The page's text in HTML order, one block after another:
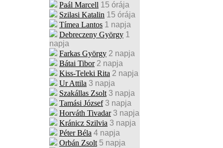
Paál Marcell 15 órája
Szilasi Katalin 15 órája
Tímea Lantos 1 napja
Debreczeny György 1
napja
Farkas György 2 napja
Bátai Tibor 2 napja
Kiss-Teleki Rita 2 napja
Ur Attila 3 napja
Szakállas Zsolt 3 napja
Tamási József 3 napja
Horváth Tivadar 3 napja
Kránicz Szilvia 3 napja
Péter Béla 4 napja
Orbán Zsolt 5 napja